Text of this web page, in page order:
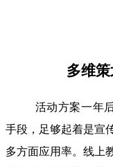
多维
活动方案一年
手段，足够起着是宣
多方面应用率。线上